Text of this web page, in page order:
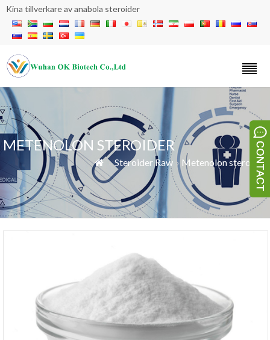
Kina tillverkare av anabola steroider
METENOLON STEROIDER
 »Steroider Raw » Metenolon steroider